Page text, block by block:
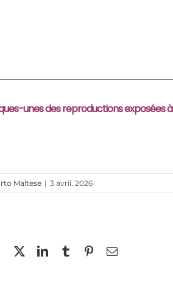
unes des reproductions exposées
Maltese | 3 avril, 2026
Facebook LinkedInTumblrPinterestEmail